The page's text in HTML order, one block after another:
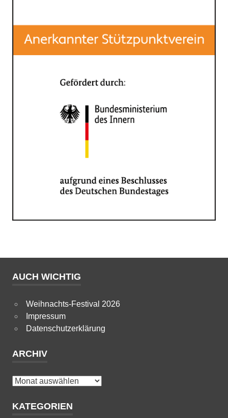
AUCH WICHTIG
Weihnachts-Festival 2026
Impressum
Datenschutzerklärung
ARCHIV
Archiv
KATEGORIEN